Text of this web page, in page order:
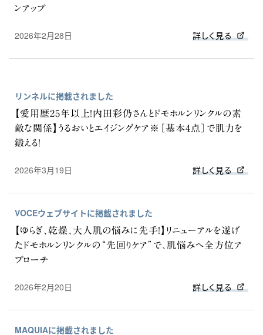
ンアップ
2026年2月28日 詳しく見る
リンネルに掲載されました
【愛用歴25年以上！内田彩仍さんとドモホルンリンクルの素
敵な関係】うるおいとエイジングケア※［基本4点］で肌力を
鍛える！
2026年3月19日 詳しく見る
VOCEウェブサイトに掲載されました
【ゆらぎ、乾燥、大人肌の悩みに先手！】リニューアルを遂げ
たドモホルンリンクルの“先回りケア”で、肌悩みへ全方位ア
プローチ
2026年2月20日 詳しく見る
MAQUIAに掲載されました